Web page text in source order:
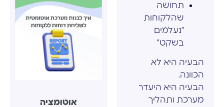
תחושה
שהלקוחות
“נעלמים
בשקט”
הבעיה היא לא
הכוונה.
הבעיה היא היעדר
מערכת ותהליך
אוטומציה